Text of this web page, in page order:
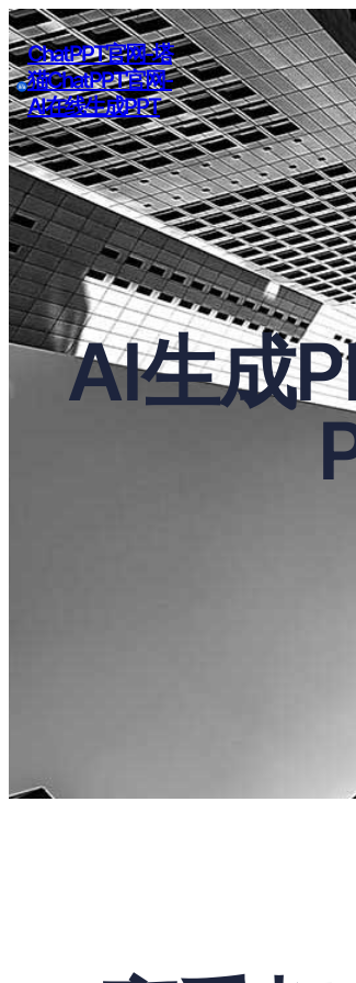
ChatPPT官网-塔
猫ChatPPT官网-
AI在线生成PPT
AI生成